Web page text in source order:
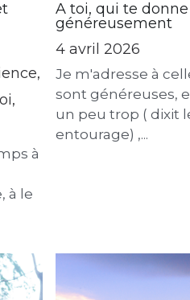
à
à le
A toi, qui te donne
généreusement
4 avril 2026
Je m'adresse à